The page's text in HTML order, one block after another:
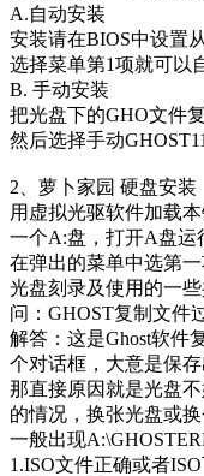
A.自动安装
安装请在BIOS中设置
选择菜单第1项就可以
B. 手动安装
把光盘下的GHO文件
然后选择手动
2、萝卜家园 硬盘安装
用虚拟光驱软件加载
一个A:盘，打开A盘运
在弹出的菜单中选第
光盘刻录及使用的一些
问：GHOST复制文件
解答：这是Ghost软件
个对话框，大意是保
那直接原因就是光盘
的情况，换张光盘或
一般出现
1.ISO文件正确或者